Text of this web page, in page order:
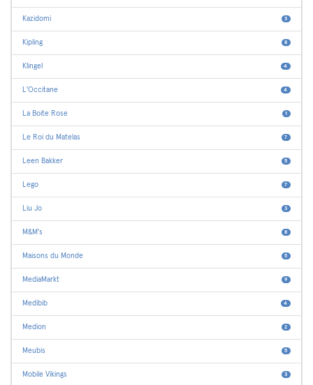
Kazidomi 3
Kipling 8
Klingel 4
L'Occitane 4
La Boite Rose 1
Le Roi du Matelas 7
Leen Bakker 5
Lego 7
Liu Jo 3
M&M's 8
Maisons du Monde 5
MediaMarkt 9
Medibib 4
Medion 2
Meubis 5
Mobile Vikings 3